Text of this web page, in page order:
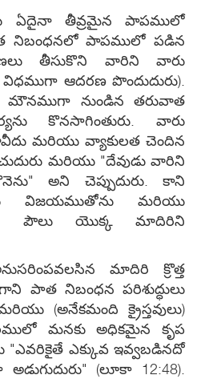
ఏదైనా తీవ్రమైన పాపములో
నిబంధనలో పాపములో పడిన
తీసుకొని వారిని వారు
విధముగా ఆదరణ పొందుదురు).
నుండిన తరువాత
కొనసాగింతురు. వారు
మరియు వ్యాకులత చెందిన
మరియు "దేవుడు వారిని
అని చెప్పుదురు. కాని
విజయముతోను మరియు
పౌలు యొక్క మాదిరిని
మాదిరి క్రొత్త
గాని పాత నిబంధన పరిశుద్ధులు
(అనేకమంది క్రైస్తవులు)
మనకు అధికమైన కృప
ఎక్కువ ఇవ్వబడినదో
(లూకా 12:48).